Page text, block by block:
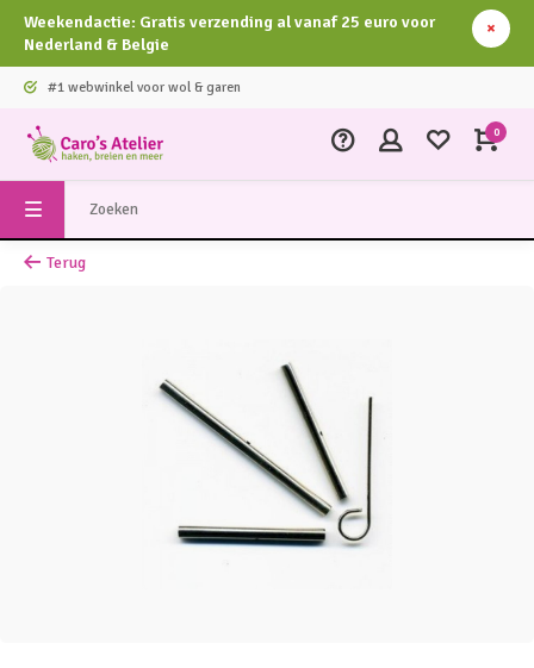
Weekendactie: Gratis verzending al vanaf 25 euro voor
Nederland & Belgie
#1 webwinkel voor wol & garen
0
Terug